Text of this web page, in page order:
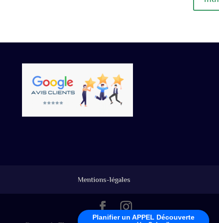
Planifier un APPEL Découverte
Mentions-légales